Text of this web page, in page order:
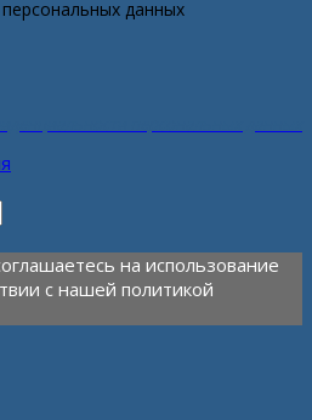
данных
на использование
с нашей политикой